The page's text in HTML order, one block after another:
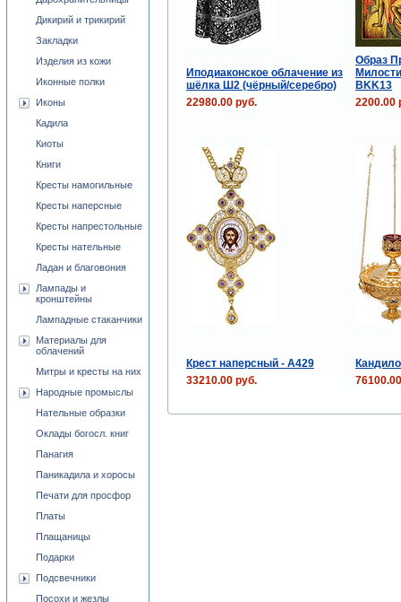
Иподиаконское облачение из
шёлка Ш2 (чёрный/серебро)
Образ
BKK13
22980.00 руб.
2200.00
Крест наперсный - A429
33210.00 руб.
Дикирий и трикирий
Закладки
Изделия из кожи
Иконные полки
Иконы
Кадила
Киоты
Книги
Кресты намогильные
Кресты наперсные
Кресты напрестольные
Кресты нательные
Ладан и благовония
Лампады и
кронштейны
Лампадные стаканчики
Материалы для
облачений
Митры и кресты на них
Народные промыслы
Нательные образки
Оклады богосл. книг
Панагия
Паникадила и хоросы
Печати для просфор
Платы
Плащаницы
Подарки
Подсвечники
Посохи и жезлы